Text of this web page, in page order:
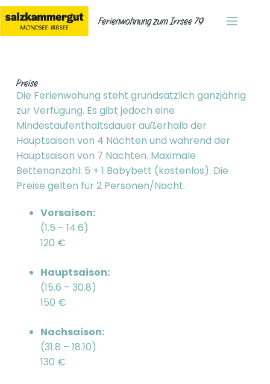
Ferienwohnung zum Irrsee 79
Preise
Die Ferienwohung steht grundsätzlich ganzjährig
zur Verfügung. Es gibt jedoch eine
Mindestaufenthaltsdauer außerhalb der
Hauptsaison von 4 Nächten und während der
Hauptsaison von 7 Nächten. Maximale
Bettenanzahl: 5 + 1 Babybett (kostenlos). Die
Preise gelten für 2 Personen/Nacht.
Vorsaison:
(1.5 – 14.6)
120 €
Hauptsaison:
(15.6 – 30.8)
150 €
Nachsaison:
(31.8 – 18.10)
130 €